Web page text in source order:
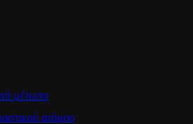
μέτωπο
ατόμου